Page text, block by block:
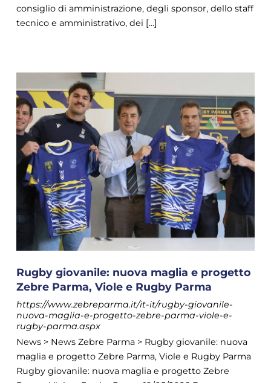
consiglio di amministrazione, degli sponsor, dello staff
tecnico e amministrativo, dei [...]
Rugby giovanile: nuova maglia e progetto
Zebre Parma, Viole e Rugby Parma
https://www.zebreparma.it/it-it/rugby-giovanile-
nuova-maglia-e-progetto-zebre-parma-viole-e-
rugby-parma.aspx
News > News Zebre Parma > Rugby giovanile: nuova
maglia e progetto Zebre Parma, Viole e Rugby Parma
Rugby giovanile: nuova maglia e progetto Zebre